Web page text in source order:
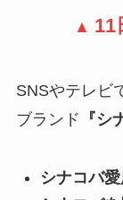
▲ 11
SNSやテレビ
ブランド 『シ
シナコバ